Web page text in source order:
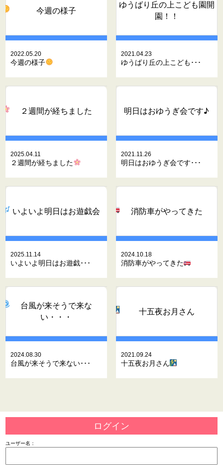
今週の様子
2022.05.20
今週の様子
ゆうばり丘の上こども園開
園！！
2021.04.23
ゆうばり丘の上こども･･･
２週間が経ちました
2025.04.11
２週間が経ちました
明日はおゆうぎ会です♪
2021.11.26
明日はおゆうぎ会です･･･
いよいよ明日はお遊戯会
2025.11.14
いよいよ明日はお遊戯･･･
消防車がやってきた
2024.10.18
消防車がやってきた
台風が来そうで来な
い・・・
2024.08.30
台風が来そうで来ない･･･
十五夜お月さん
2021.09.24
十五夜お月さん
ログイン
ユーザー名：